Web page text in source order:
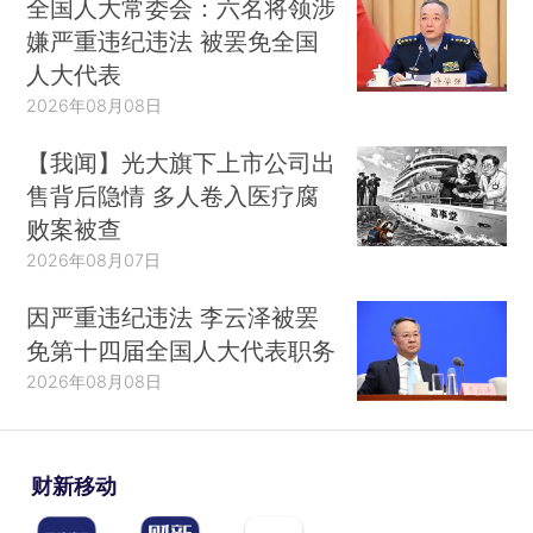
全国人大常委会：六名将领涉
嫌严重违纪违法 被罢免全国
人大代表
2026年08月08日
【我闻】光大旗下上市公司出
售背后隐情 多人卷入医疗腐
败案被查
2026年08月07日
因严重违纪违法 李云泽被罢
免第十四届全国人大代表职务
2026年08月08日
财新移动